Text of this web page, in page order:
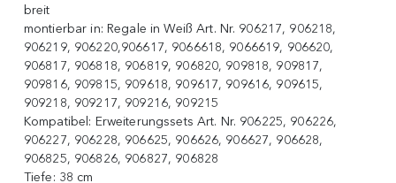
breit
montierbar in: Regale in Weiß Art. Nr. 906217, 906218,
906219, 906220,906617, 9066618, 9066619, 906620,
906817, 906818, 906819, 906820, 909818, 909817,
909816, 909815, 909618, 909617, 909616, 909615,
909218, 909217, 909216, 909215
Kompatibel: Erweiterungssets Art. Nr. 906225, 906226,
906227, 906228, 906625, 906626, 906627, 906628,
906825, 906826, 906827, 906828
Tiefe: 38 cm